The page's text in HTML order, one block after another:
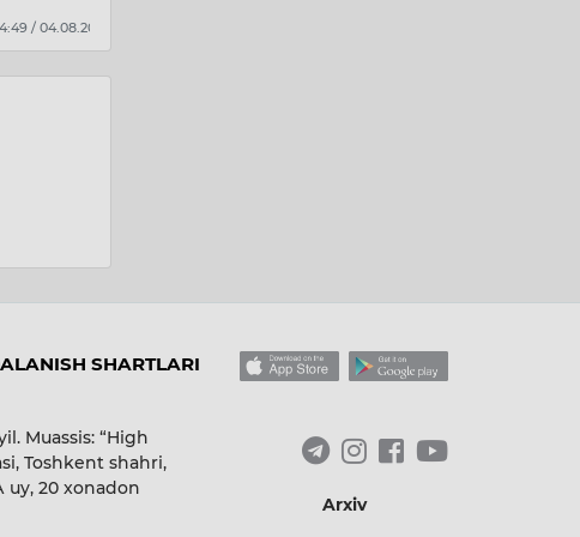
SHARTLARI
Muassis: “High
Toshkent shahri,
uy, 20 xonadon
Arxiv